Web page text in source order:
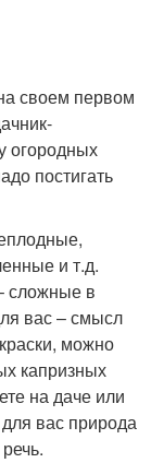
своем первом
огородных
постигать
и т.д.
сложные в
вас – смысл
можно
капризных
на даче или
вас природа